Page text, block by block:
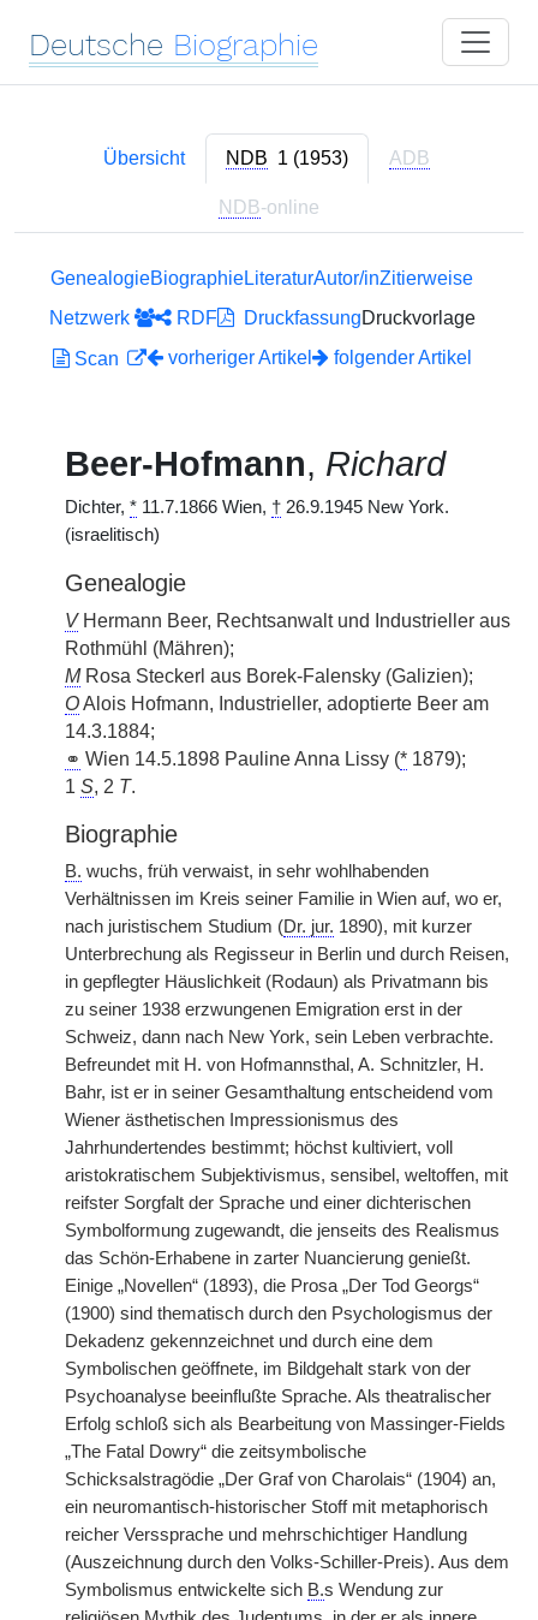
Deutsche Biographie
Übersicht NDB 1 (1953) ADB
NDB-online
GenealogieBiographieLiteraturAutor/inZitierweise
Netzwerk
RDF DruckfassungDruckvorlage
Scan
vorheriger Artikel folgender Artikel
Beer-Hofmann, Richard
Dichter, * 11.7.1866 Wien, † 26.9.1945 New York.
(israelitisch)
Genealogie
VHermann Beer, Rechtsanwalt und Industrieller aus
Rothmühl (Mähren);
MRosa Steckerl aus Borek-Falensky (Galizien);
OAlois Hofmann, Industrieller, adoptierte Beer am
14.3.1884;
⚭ Wien 14.5.1898 Pauline Anna Lissy (* 1879);
1 S, 2 T.
Biographie
B. wuchs, früh verwaist, in sehr wohlhabenden
Verhältnissen im Kreis seiner Familie in Wien auf, wo er,
nach juristischem Studium (Dr. jur. 1890), mit kurzer
Unterbrechung als Regisseur in Berlin und durch Reisen,
in gepflegter Häuslichkeit (Rodaun) als Privatmann bis
zu seiner 1938 erzwungenen Emigration erst in der
Schweiz, dann nach New York, sein Leben verbrachte.
Befreundet mit H. von Hofmannsthal, A. Schnitzler, H.
Bahr, ist er in seiner Gesamthaltung entscheidend vom
Wiener ästhetischen Impressionismus des
Jahrhundertendes bestimmt; höchst kultiviert, voll
aristokratischem Subjektivismus, sensibel, weltoffen, mit
reifster Sorgfalt der Sprache und einer dichterischen
Symbolformung zugewandt, die jenseits des Realismus
das Schön-Erhabene in zarter Nuancierung genießt.
Einige „Novellen“ (1893), die Prosa „Der Tod Georgs“
(1900) sind thematisch durch den Psychologismus der
Dekadenz gekennzeichnet und durch eine dem
Symbolischen geöffnete, im Bildgehalt stark von der
Psychoanalyse beeinflußte Sprache. Als theatralischer
Erfolg schloß sich als Bearbeitung von Massinger-Fields
„The Fatal Dowry“ die zeitsymbolische
Schicksalstragödie „Der Graf von Charolais“ (1904) an,
ein neuromantisch-historischer Stoff mit metaphorisch
reicher Verssprache und mehrschichtiger Handlung
(Auszeichnung durch den Volks-Schiller-Preis). Aus dem
Symbolismus entwickelte sich B.s Wendung zur